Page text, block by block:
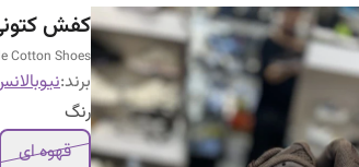
کفش کتونی
Cotton Shoes
برند:
رنگ
قهوه ای